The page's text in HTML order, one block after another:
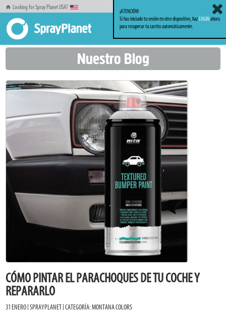
Looking for Spray Planet USA?
Inicio Categoría: Montana Colors
Nuestro Blog
CÓMO PINTAR EL PARACHOQUES DE TU COCHE Y
REPARARLO
31 ENERO | SPRAYPLANET | CATEGORÍA:MONTANA COLORS
¡ATENCIÓN!
Si has iniciado tu sesión en otro dispositivo, hazLOGINahora
para recuperar tu carrito automáticamente.